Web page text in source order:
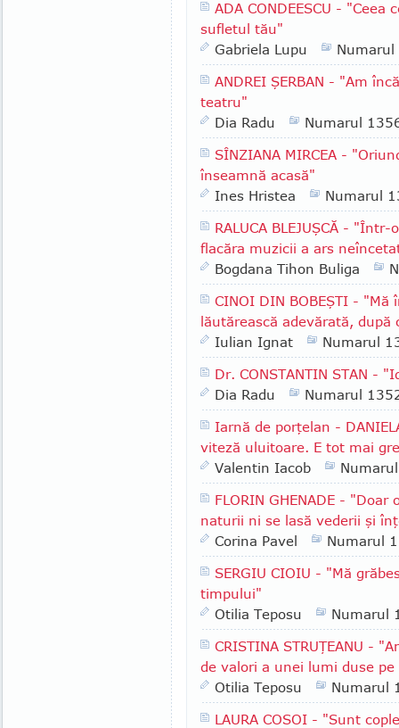
ADA CONDEESCU -
sufletul tău"
Gabriela Lupu
ANDREI ŞERBAN - "Am
teatru"
Dia Radu
Numarul
SÎNZIANA MIRCEA -
înseamnă acasă"
Ines Hristea
Numarul
RALUCA BLEJUŞCĂ -
flacăra muzicii a ars
Bogdana Tihon Buliga
CINOI DIN BOBEŞTI -
lăutărească adevărată,
Iulian Ignat
Numarul
Dr. CONSTANTIN STAN -
Dia Radu
Numarul
Iarnă de porţelan -
viteză uluitoare. E tot mai
Valentin Iacob
FLORIN GHENADE -
naturii ni se lasă vederii şi
Corina Pavel
Numarul
SERGIU CIOIU - "Mă
timpului"
Otilia Teposu
Numarul
CRISTINA STRUŢEANU -
de valori a unei lumi duse pe
Otilia Teposu
Numarul
LAURA COSOI - "Sunt